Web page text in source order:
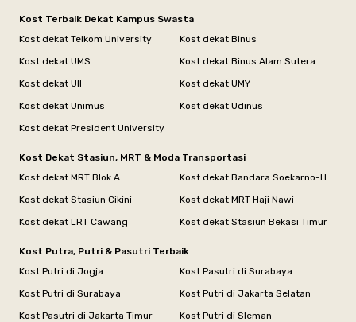
Kost Terbaik Dekat Kampus Swasta
Kost dekat Telkom University
Kost dekat Binus
Kost dekat UMS
Kost dekat Binus Alam Sutera
Kost dekat UII
Kost dekat UMY
Kost dekat Unimus
Kost dekat Udinus
Kost dekat President University
Kost Dekat Stasiun, MRT & Moda Transportasi
Kost dekat MRT Blok A
Kost dekat Bandara Soekarno-Hatta
Kost dekat Stasiun Cikini
Kost dekat MRT Haji Nawi
Kost dekat LRT Cawang
Kost dekat Stasiun Bekasi Timur
Kost Putra, Putri & Pasutri Terbaik
Kost Putri di Jogja
Kost Pasutri di Surabaya
Kost Putri di Surabaya
Kost Putri di Jakarta Selatan
Kost Pasutri di Jakarta Timur
Kost Putri di Sleman